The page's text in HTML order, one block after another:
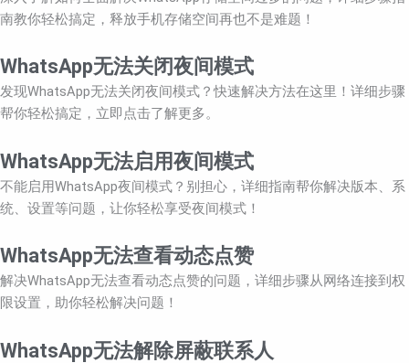
南教你轻松搞定，释放手机存储空间再也不是难题！
WhatsApp无法关闭夜间模式
发现WhatsApp无法关闭夜间模式？快速解决方法在这里！详细步骤
帮你轻松搞定，立即点击了解更多。
WhatsApp无法启用夜间模式
不能启用WhatsApp夜间模式？别担心，详细指南帮你解决版本、系
统、设置等问题，让你轻松享受夜间模式！
WhatsApp无法查看动态点赞
解决WhatsApp无法查看动态点赞的问题，详细步骤从网络连接到权
限设置，助你轻松解决问题！
WhatsApp无法解除屏蔽联系人